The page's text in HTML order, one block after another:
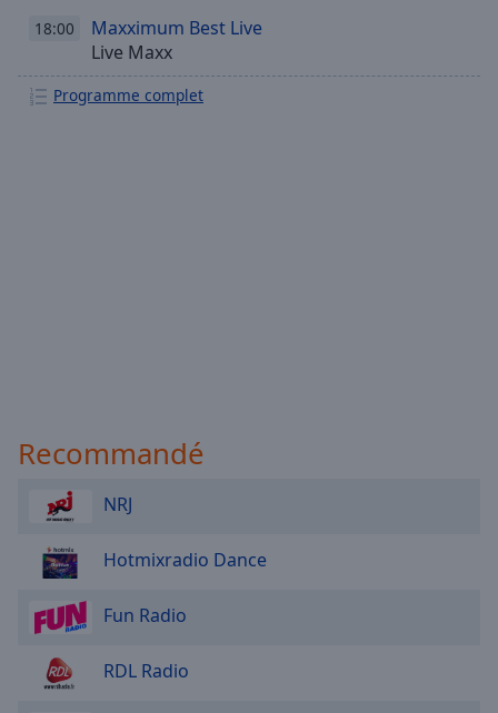
18:00
Maxximum Best Live
Live Maxx
Programme complet
Recommandé
NRJ
Hotmixradio Dance
Fun Radio
RDL Radio